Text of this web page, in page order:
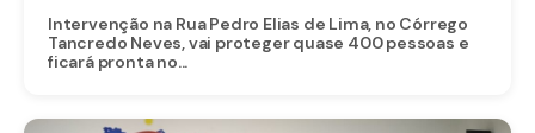
Intervenção na Rua Pedro Elias de Lima, no Córrego
Tancredo Neves, vai proteger quase 400 pessoas e
ficará pronta no...